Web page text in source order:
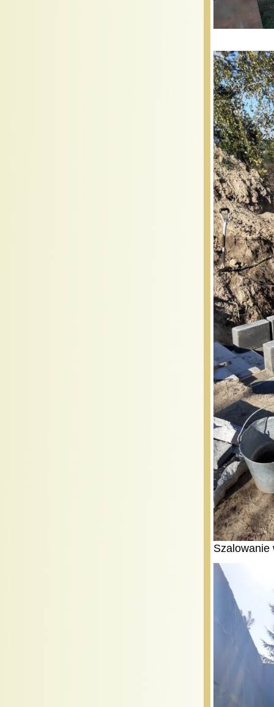
Szalowanie